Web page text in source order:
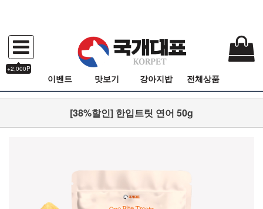
+2,000P
이벤트 맛보기 강아지밥 전체상품
[38%할인] 한입트릿 연어 50g